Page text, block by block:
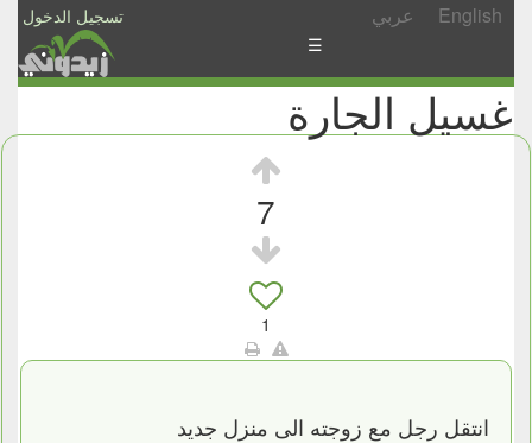
تسجيل الدخول عربي English
الأخبار
الأسئلة
☰
غسيل الجارة
7
1
انتقل رجل مع زوجته الى منزل جديد